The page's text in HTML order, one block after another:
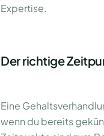
Expertise.
Der richtige
Eine
wenn du bereits